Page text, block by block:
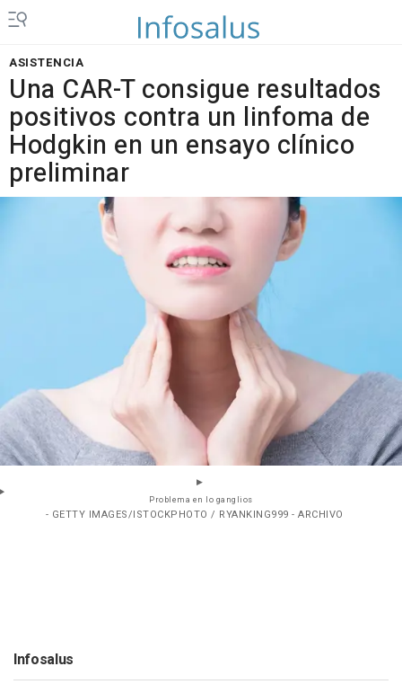
ASISTENCIA
Una CAR-T consigue resultados
positivos contra un linfoma de
Hodgkin en un ensayo clínico
preliminar
Problema en lo ganglios
- GETTY IMAGES/ISTOCKPHOTO / RYANKING999 - ARCHIVO
Infosalus